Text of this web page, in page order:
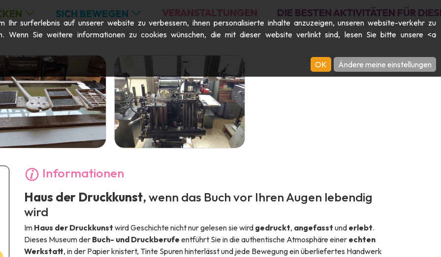
SICH BEWEGEN VERANSTALTUNGEN DIE BESTEN AKTIVITÄTEN FÜR
Informationen
Haus der Druckkunst, wenn das Buch vor Ihren Augen lebendig
wird
Im Haus der Druckkunst wird Geschichte nicht nur gelesen sie wird gedruckt, angefasst und erlebt.
Dieses Museum der Buch- und Druckberufe entführt Sie in die authentische Atmosphäre einer echten
Werkstatt, in der Papier knistert, Tinte Spuren hinterlässt und jede Bewegung ein überliefertes Handwerk
surferlebnis auf unserer website zu verbessern, ihnen personalisierte inhalte anzuzeigen, unseren website-verkehr zu
Wenn Sie weitere informationen zu cookies wünschen, die mit dieser website verlinkt sind, lesen Sie bitte unsere <a
OK
Ändere meine einstellungen